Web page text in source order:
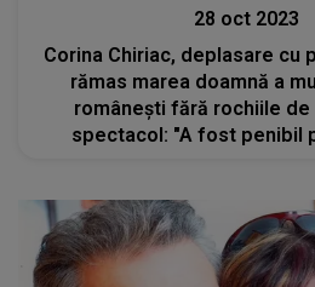
28 oct 2023
Corina Chiriac, deplasare cu
rămas marea doamnă a
românești fără rochiile de
spectacol: "A fost penibil